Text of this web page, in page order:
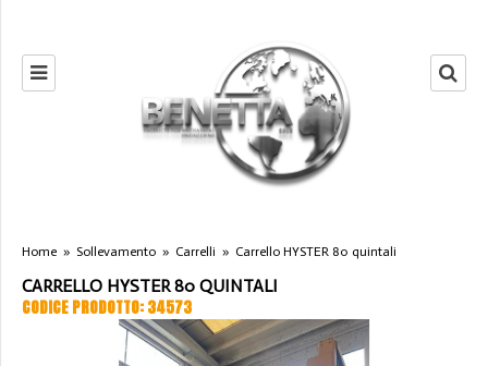
Home » Sollevamento » Carrelli » Carrello HYSTER 80 quintali
CARRELLO HYSTER 80 QUINTALI
CODICE PRODOTTO: 34573